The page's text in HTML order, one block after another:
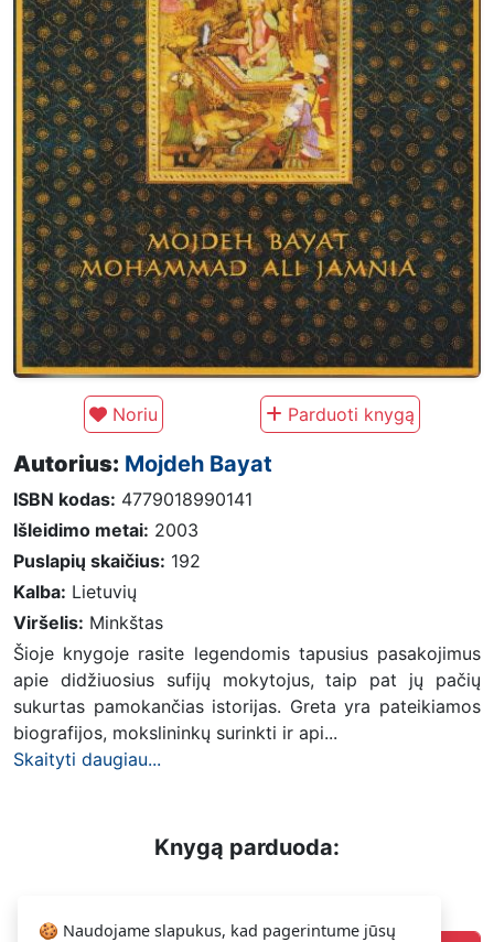
🍪 Naudojame slapukus, kad pagerintume jūsų
Noriu Parduoti knygą
Autorius: Mojdeh Bayat
ISBN kodas: 4779018990141
Išleidimo metai: 2003
Puslapių skaičius: 192
Kalba: Lietuvių
Viršelis: Minkštas
Šioje knygoje rasite legendomis tapusius pasakojimus
apie didžiuosius sufijų mokytojus, taip pat jų pačių
sukurtas pamokančias istorijas. Greta yra pateikiamos
biografijos, mokslininkų surinkti ir api...
Skaityti daugiau...
Knygą parduoda: